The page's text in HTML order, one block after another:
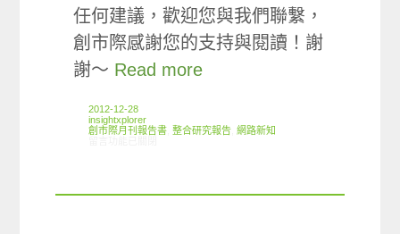
任何建議，歡迎您與我們聯繫，
創市際感謝您的支持與閱讀！謝
謝～ Read more
2012-12-28
insightxplorer
創市際月刊報告書 ,整合研究報告 ,網路新知